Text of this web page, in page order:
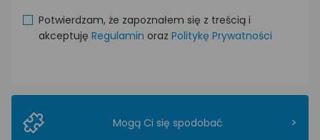
Potwierdzam, że zapoznałem się z treścią i
akceptuję Regulamin oraz Politykę Prywatności
Mogą Ci się spodobać >